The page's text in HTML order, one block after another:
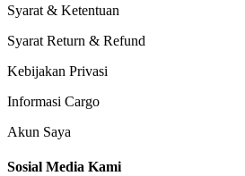
Syarat & Ketentuan
Syarat Return & Refund
Kebijakan Privasi
Informasi Cargo
Akun Saya
Sosial Media Kami